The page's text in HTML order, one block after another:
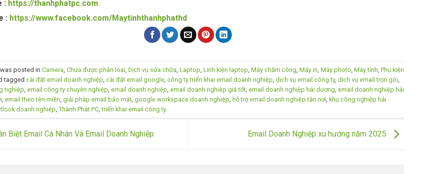
: https://thanhphatpc.com
: https://www.facebook.com/Maytinhthanhphathd
posted in Camera Chưa được phân loại, Dịch vụ sửa chữa Laptop Linh kiện laptop Máy chấm công Máy in Máy photo Máy tính Phụ kiện
tagged cài đặt email doanh nghiệp cài đặt email google, công ty triển khai email doanh nghiệp dịch vụ email công ty, dịch vụ email trọn gói,
nghiệp email công ty chuyên nghiệp email doanh nghiệp email doanh nghiệp giá tốt, email doanh nghiệp hải dương email doanh nghiệp hải
, email theo tên miền giải pháp email bảo mật, google workspace doanh nghiệp hỗ trợ email doanh nghiệp tận nơi, khu công nghiệp hải
doanh nghiệp Thành Phát PC,triển khai email công ty.
Biệt Email Cá Nhân Và Email Doanh Nghiệp Email Doanh Nghiệp xu hướng năm 2025